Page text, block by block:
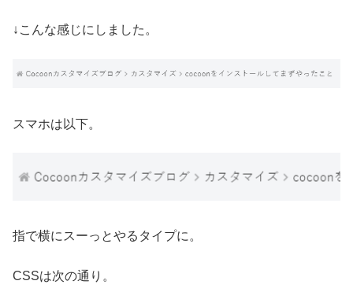
↓こんな感じにしました。
スマホは以下。
指で横にスーっとやるタイプに。
CSSは次の通り。